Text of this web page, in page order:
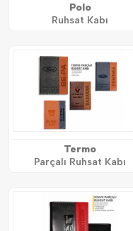
Polo
Ruhsat Kabı
Termo
Parçalı Ruhsat Kabı